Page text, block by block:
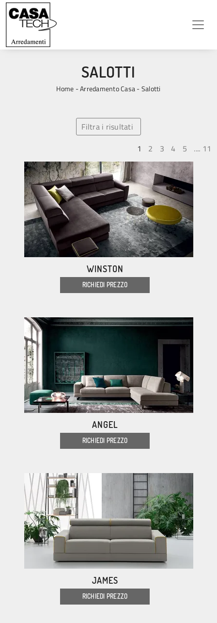
SALOTTI
Home -Arredamento Casa-Salotti
Filtra i risultati
1
2 3 4 5 .... 11
WINSTON
RICHIEDI PREZZO
ANGEL
RICHIEDI PREZZO
JAMES
RICHIEDI PREZZO